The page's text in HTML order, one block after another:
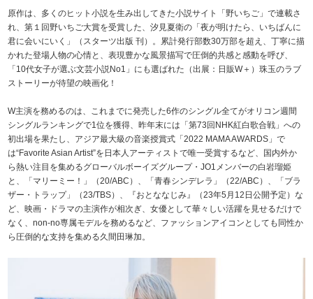
原作は、多くのヒット小説を生み出してきた小説サイト「野いちご」で連載さ
れ、第１回野いちご大賞を受賞した、汐見夏衛の「夜が明けたら、いちばんに
君に会いにいく」（スターツ出版 刊）。累計発行部数30万部を超え、丁寧に描
かれた登場人物の心情と、表現豊かな風景描写で圧倒的共感と感動を呼び、
「10代女子が選ぶ文芸小説No1」にも選ばれた（出展：日販W＋）珠玉のラブ
ストーリーが待望の映画化！
W主演を務めるのは、これまでに発売した6作のシングル全てがオリコン週間
シングルランキングで1位を獲得、昨年末には「第73回NHK紅白歌合戦」への
初出場を果たし、アジア最大級の音楽授賞式「2022 MAMA AWARDS」で
は“Favorite Asian Artist”を日本人アーティストで唯一受賞するなど、国内外か
ら熱い注目を集めるグローバルボーイズグループ・JO1メンバーの白岩瑠姫
と、「マリーミー！」（20/ABC）、「青春シンデレラ」（22/ABC）、「ブラ
ザー・トラップ」（23/TBS）、『おとななじみ』（23年5月12日公開予定）な
ど、映画・ドラマの主演作が相次ぎ、女優として華々しい活躍を見せるだけで
なく、non-no専属モデルを務めるなど、ファッションアイコンとしても同性か
ら圧倒的な支持を集める久間田琳加。